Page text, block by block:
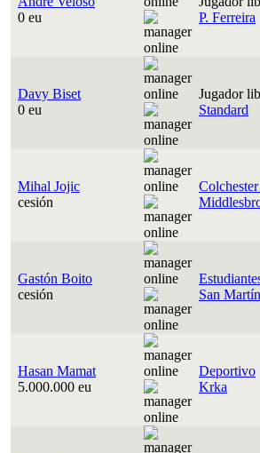
0 eu
P. Ferreira
Davy Biset
0 eu
Jugador
Standard
Mihal Jojic
cesión
Gastón Boito
cesión
San
Hasan Mamat
5.000.000 eu
Deportivo
Krka